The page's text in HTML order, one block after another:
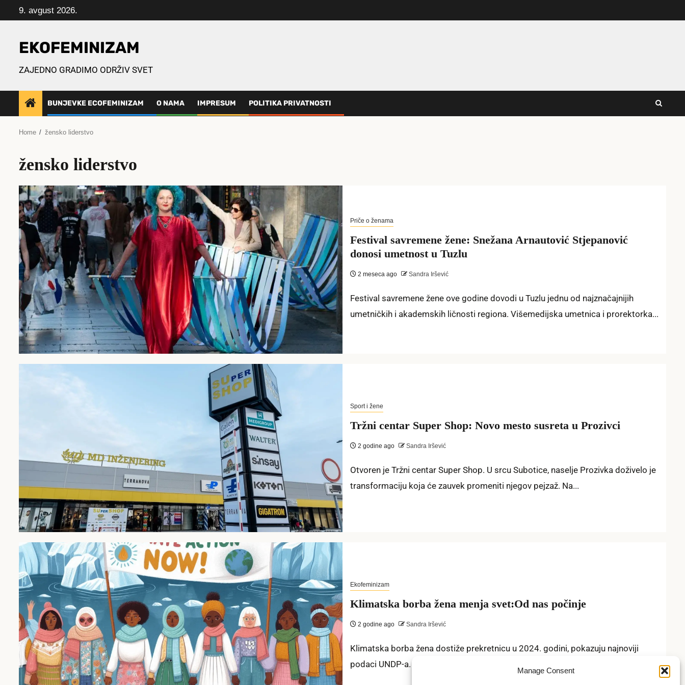
Manage Consent
to
9. avgust 2026.
EKOFEMINIZAM
ZAJEDNO GRADIMO ODRŽIV SVET
BUNJEVKE ECOFEMINIZAM O NAMA IMPRESUM POLITIKA PRIVATNOSTI
Home žensko liderstvo
žensko liderstvo
Priče o ženama
Festival savremene žene: Snežana Arnautović Stjepanović
donosi umetnost u Tuzlu
2 meseca ago Sandra Iršević
Festival savremene žene ove godine dovodi u Tuzlu jednu od najznačajnijih
umetničkih i akademskih ličnosti regiona. Višemedijska umetnica i prorektorka...
Sport i žene
Tržni centar Super Shop: Novo mesto susreta u Prozivci
2 godine ago Sandra Iršević
Otvoren je Tržni centar Super Shop. U srcu Subotice, naselje Prozivka doživelo je
transformaciju koja će zauvek promeniti njegov pejzaž. Na...
Ekofeminizam
Klimatska borba žena menja svet:Od nas počinje
2 godine ago Sandra Iršević
Klimatska borba žena dostiže prekretnicu u 2024. godini, pokazuju najnoviji
podaci UNDP-a. Širom Srbije i regiona, žene preuzimaju vodeću ulogu...